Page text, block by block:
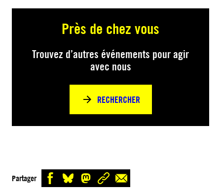
Près de chez vous
Trouvez d’autres événements pour agir
avec nous
RECHERCHER
Partager